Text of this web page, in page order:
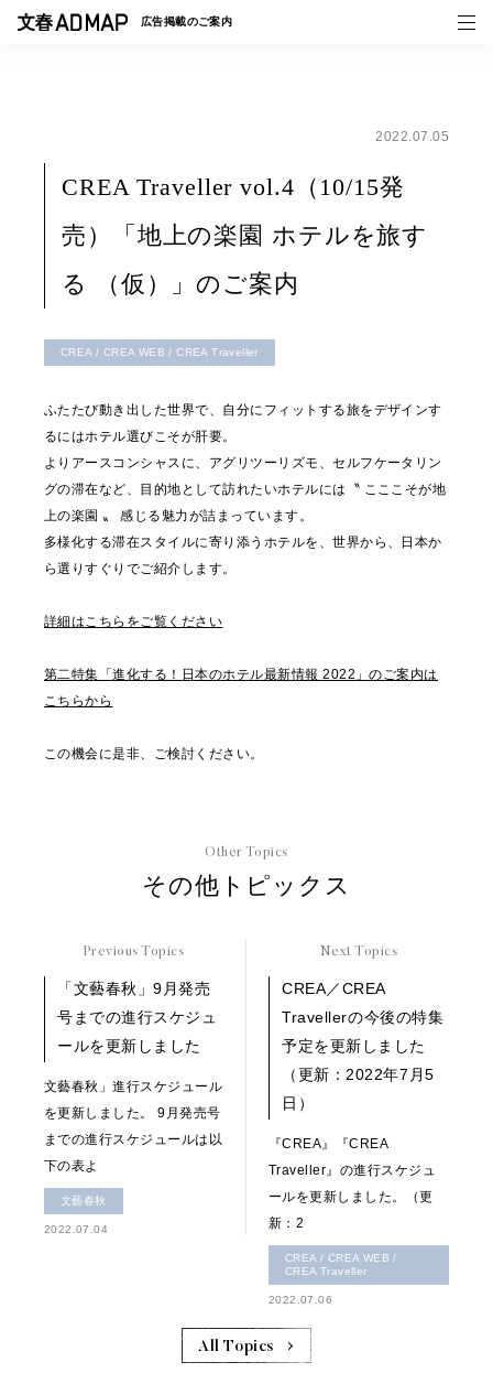
広告掲載のご案内
事例一覧
トピックス
2022.07.05
CREA Traveller vol.4（10/15発
売）「地上の楽園 ホテルを旅す
る （仮）」のご案内
CREA / CREA WEB / CREA Traveller
ふたたび動き出した世界で、自分にフィットする旅をデザインす
るにはホテル選びこそが肝要。
よりアースコンシャスに、アグリツーリズモ、セルフケータリン
グの滞在など、目的地として訪れたいホテルには〝 こここそが地
上の楽園 〟 感じる魅力が詰まっています。
多様化する滞在スタイルに寄り添うホテルを、世界から、日本か
ら選りすぐりでご紹介します。
詳細はこちらをご覧ください
第二特集「進化する！日本のホテル最新情報 2022」のご案内は
こちらから
この機会に是非、ご検討ください。
Other Topics
その他トピックス
Previous Topics
「文藝春秋」9月発売
号までの進行スケジュ
ールを更新しました
文藝春秋」進行スケジュール
を更新しました。 9月発売号
までの進行スケジュールは以
下の表よ
文藝春秋
2022.07.04
Next Topics
CREA／CREA
Travellerの今後の特集
予定を更新しました
（更新：2022年7月5
日）
『CREA』『CREA
Traveller』の進行スケジュ
ールを更新しました。（更
新：2
CREA / CREA WEB /
CREA Traveller
2022.07.06
All Topics